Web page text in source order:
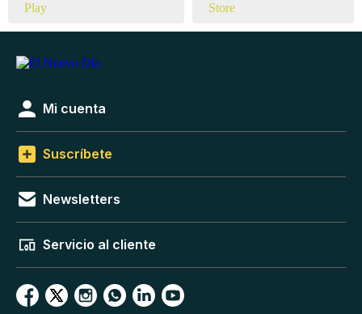
Mi cuenta
Suscríbete
Newsletters
Servicio al cliente